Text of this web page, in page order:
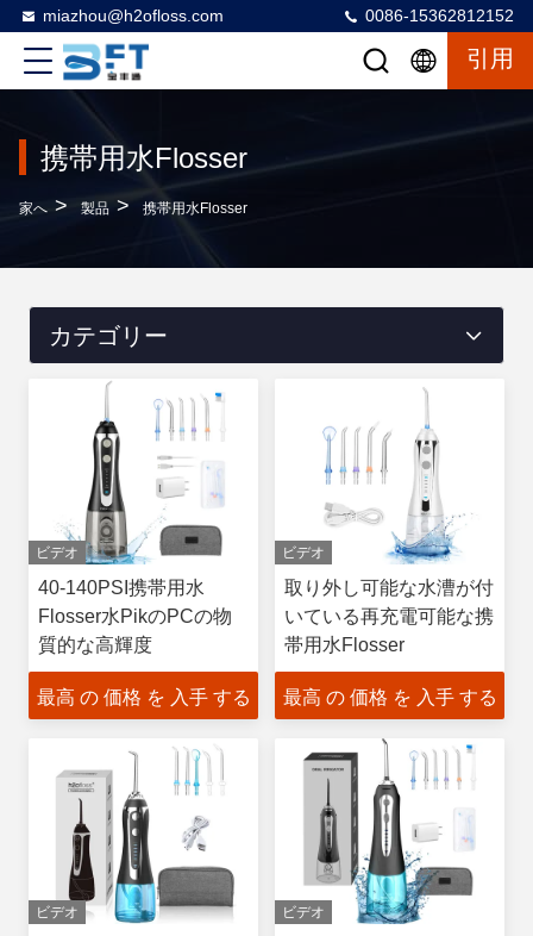
miazhou@h2ofloss.com 0086-15362812152
引用
携帯用水Flosser
家へ > 製品 > 携帯用水Flosser
カテゴリー
ビデオ
40-140PSI携帯用水
Flosser水PikのPCの物
質的な高輝度
最高 の 価格 を 入手 する
ビデオ
取り外し可能な水漕が付
いている再充電可能な携
帯用水Flosser
最高 の 価格 を 入手 する
ビデオ ビデオ